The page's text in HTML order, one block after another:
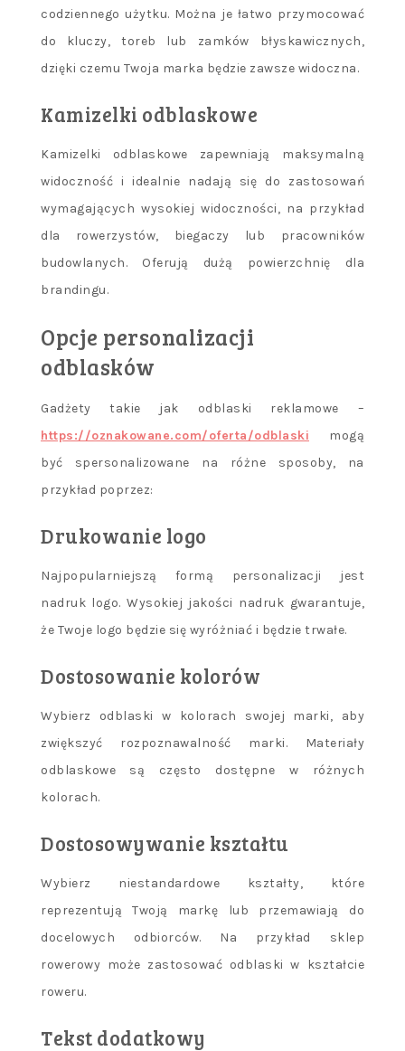
codziennego użytku. Można je łatwo przymocować
do kluczy, toreb lub zamków błyskawicznych,
dzięki czemu Twoja marka będzie zawsze widoczna.
Kamizelki odblaskowe
Kamizelki odblaskowe zapewniają maksymalną
widoczność i idealnie nadają się do zastosowań
wymagających wysokiej widoczności, na przykład
dla rowerzystów, biegaczy lub pracowników
budowlanych. Oferują dużą powierzchnię dla
brandingu.
Opcje personalizacji
odblasków
Gadżety takie jak odblaski reklamowe –
https://oznakowane.com/oferta/odblaski mogą
być spersonalizowane na różne sposoby, na
przykład poprzez:
Drukowanie logo
Najpopularniejszą formą personalizacji jest
nadruk logo. Wysokiej jakości nadruk gwarantuje,
że Twoje logo będzie się wyróżniać i będzie trwałe.
Dostosowanie kolorów
Wybierz odblaski w kolorach swojej marki, aby
zwiększyć rozpoznawalność marki. Materiały
odblaskowe są często dostępne w różnych
kolorach.
Dostosowywanie kształtu
Wybierz niestandardowe kształty, które
reprezentują Twoją markę lub przemawiają do
docelowych odbiorców. Na przykład sklep
rowerowy może zastosować odblaski w kształcie
roweru.
Tekst dodatkowy